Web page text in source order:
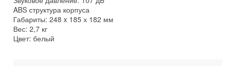
ABS структура корпуса
Габариты: 248 x 185 х 182 мм
Вес: 2,7 кг
Цвет: белый